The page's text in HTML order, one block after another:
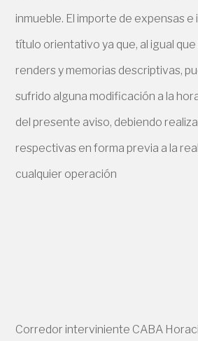
inmueble. El importe de expensas e
título orientativo ya que, al igual que
renders y memorias descriptivas,
sufrido alguna modificación a la
del presente aviso, debiendo
respectivas en forma previa a la
cualquier operación
Corredor interviniente CABA